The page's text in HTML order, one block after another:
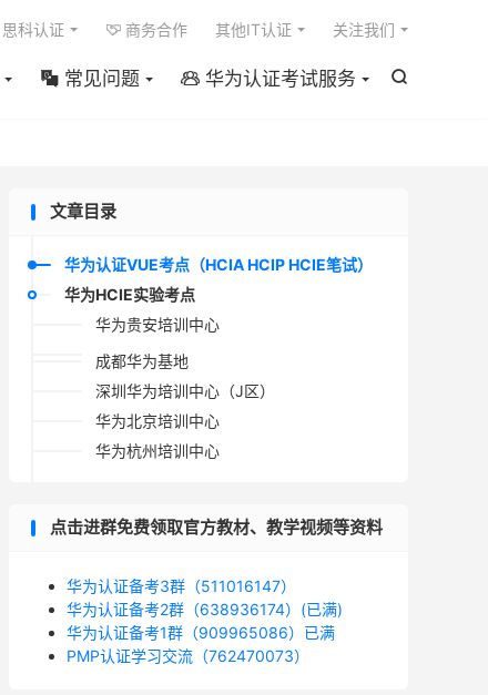

 常见问题  华为认证考试服务
思科认证  商务合作 其他IT认证 关注我们
文章目录
华为认证VUE考点（HCIA HCIP HCIE笔试）
华为HCIE实验考点
华为贵安培训中心
成都华为基地
深圳华为培训中心（J区）
华为北京培训中心
华为杭州培训中心
点击进群免费领取官方教材、教学视频等资料
华为认证备考3群（511016147）
华为认证备考2群（638936174）(已满)
华为认证备考1群（909965086）已满
PMP认证学习交流（762470073）